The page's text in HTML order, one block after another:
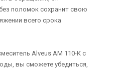
поломок сохранит свою
всего срока
Alveus AM 110-К с
вы сможете убедиться,